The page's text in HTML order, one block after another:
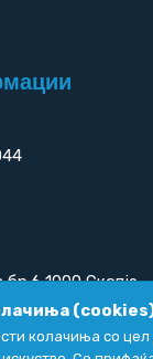
1000 Скопје
колачиња со